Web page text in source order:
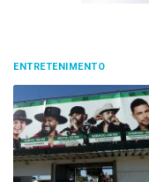
ENTRETENIMENTO